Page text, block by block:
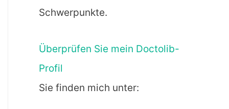
Schwerpunkte.
Überprüfen Sie mein Doctolib-
Profil
Sie finden mich unter: